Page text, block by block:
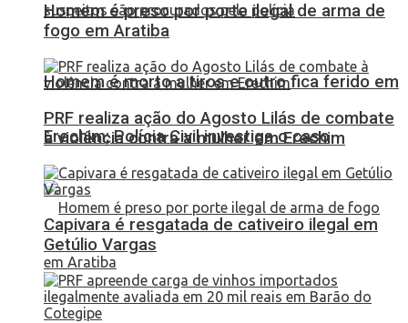
Homem é morto a tiros e outro fica ferido em
Erechim; Polícia Civil investiga o caso
Homem é preso por porte ilegal de arma de
fogo em Aratiba
PRF realiza ação do Agosto Lilás de combate
à violência contra a mulher em Erechim
Capivara é resgatada de cativeiro ilegal em
Getúlio Vargas